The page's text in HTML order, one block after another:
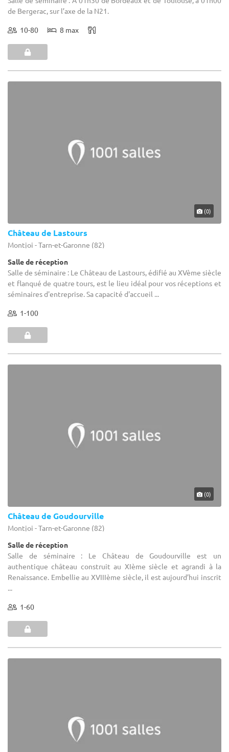
de Bergerac, sur l’axe de la N21.
10-80 8 max
(0)
Château de Lastours
Montjoi - Tarn-et-Garonne (82)
Salle de réception
Salle de séminaire : Le Château de Lastours, édifié au XVème siècle
et flanqué de quatre tours, est le lieu idéal pour vos réceptions et
séminaires d'entreprise. Sa capacité d'accueil ...
1-100
(0)
Château de Goudourville
Montjoi - Tarn-et-Garonne (82)
Salle de réception
Salle de séminaire : Le Château de Goudourville est un
authentique château construit au XIème siècle et agrandi à la
Renaissance. Embellie au XVIIIème siècle, il est aujourd’hui inscrit
...
1-60